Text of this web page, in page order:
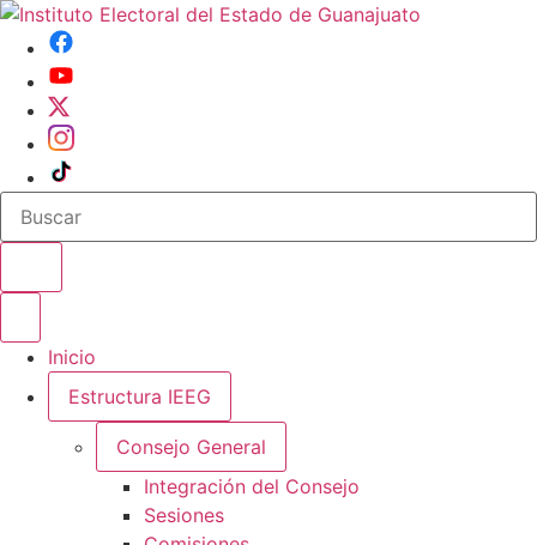
Buscar en el sitio
Inicio
Estructura IEEG
Consejo General
Integración del Consejo
Sesiones